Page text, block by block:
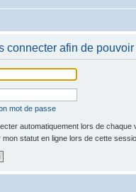
connecter afin de
mot de passe
automatiquement lors de chaque
mon statut en ligne lors de cette